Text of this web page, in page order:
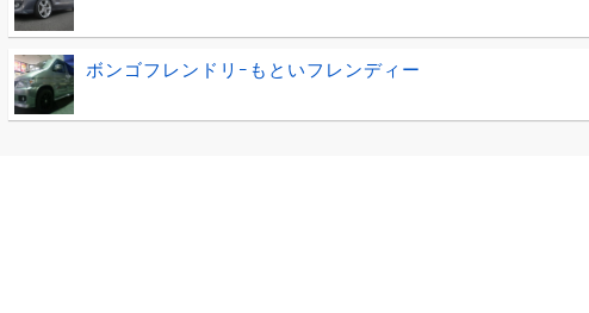
ボンゴフレンドリｰもといフレンディー